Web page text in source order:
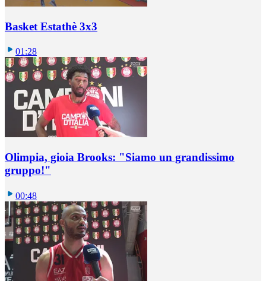
Basket Estathè 3x3
01:28
Olimpia, gioia Brooks: "Siamo un grandissimo
gruppo!"
00:48